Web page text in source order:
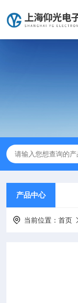
产品中心
当前位置：首页